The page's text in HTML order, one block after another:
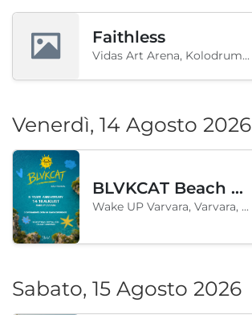
Faithless
Vidas Art Arena, Kolodrum, Borisova gradina, Sofia, BG
Venerdì, 14 Agosto 2026
BLVKCAT Beach Festival 2026, Wake up Varvara
Wake UP Varvara, Varvara, BG
Sabato, 15 Agosto 2026